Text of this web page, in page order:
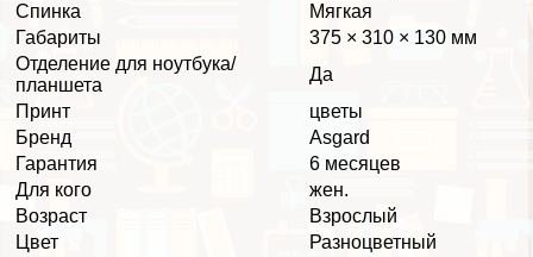
Спинка
Мягкая
Габариты
375 × 310 × 130 мм
Отделение для ноутбука/
планшета
Да
Принт
цветы
Бренд
Asgard
Гарантия
6 месяцев
Для кого
жен.
Возраст
Взрослый
Цвет
Разноцветный